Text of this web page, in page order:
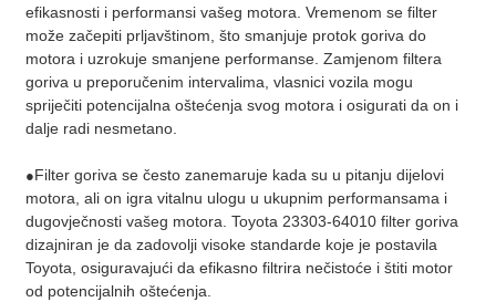
efikasnosti i performansi vašeg motora. Vremenom se filter
može začepiti prljavštinom, što smanjuje protok goriva do
motora i uzrokuje smanjene performanse. Zamjenom filtera
goriva u preporučenim intervalima, vlasnici vozila mogu
spriječiti potencijalna oštećenja svog motora i osigurati da on i
dalje radi nesmetano.
●Filter goriva se često zanemaruje kada su u pitanju dijelovi
motora, ali on igra vitalnu ulogu u ukupnim performansama i
dugovječnosti vašeg motora. Toyota 23303-64010 filter goriva
dizajniran je da zadovolji visoke standarde koje je postavila
Toyota, osiguravajući da efikasno filtrira nečistoće i štiti motor
od potencijalnih oštećenja.